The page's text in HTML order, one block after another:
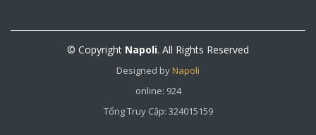
© Copyright Napoli. All Rights Reserved
Designed byNapoli
online: 924
Tổng Truy Cập: 324015159